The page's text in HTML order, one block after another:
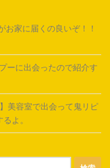
お家に届くの良いぞ！！
ーに出会ったので紹介す
美容室で出会って鬼リピ
よ。